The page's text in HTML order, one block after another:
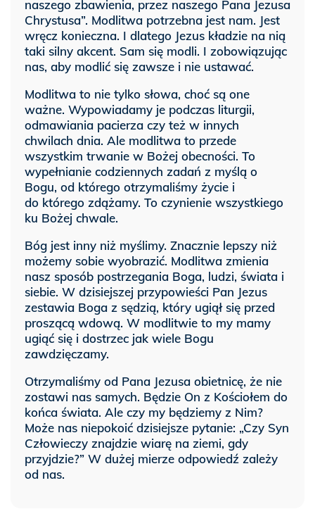
naszego zbawienia, przez naszego Pana Jezusa
Chrystusa”. Modlitwa potrzebna jest nam. Jest
wręcz konieczna. I dlatego Jezus kładzie na nią
taki silny akcent. Sam się modli. I zobowiązując
nas, aby modlić się zawsze i nie ustawać.
Modlitwa to nie tylko słowa, choć są one
ważne. Wypowiadamy je podczas liturgii,
odmawiania pacierza czy też w innych
chwilach dnia. Ale modlitwa to przede
wszystkim trwanie w Bożej obecności. To
wypełnianie codziennych zadań z myślą o
Bogu, od którego otrzymaliśmy życie i
do którego zdążamy. To czynienie wszystkiego
ku Bożej chwale.
Bóg jest inny niż myślimy. Znacznie lepszy niż
możemy sobie wyobrazić. Modlitwa zmienia
nasz sposób postrzegania Boga, ludzi, świata i
siebie. W dzisiejszej przypowieści Pan Jezus
zestawia Boga z sędzią, który ugiął się przed
proszącą wdową. W modlitwie to my mamy
ugiąć się i dostrzec jak wiele Bogu
zawdzięczamy.
Otrzymaliśmy od Pana Jezusa obietnicę, że nie
zostawi nas samych. Będzie On z Kościołem do
końca świata. Ale czy my będziemy z Nim?
Może nas niepokoić dzisiejsze pytanie: „Czy Syn
Człowieczy znajdzie wiarę na ziemi, gdy
przyjdzie?” W dużej mierze odpowiedź zależy
od nas.